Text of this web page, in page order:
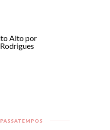
PASSATEMPOS